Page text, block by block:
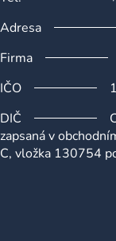
Adresa
Firma
IČO
DIČ
zapsaná v
C, vložka 130754